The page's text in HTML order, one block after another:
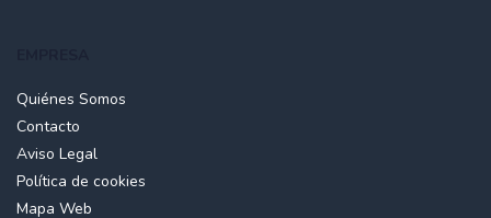
Quiénes Somos
Contacto
Aviso Legal
Política de cookies
Mapa Web